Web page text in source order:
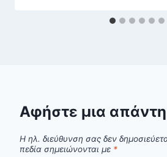
Αφήστε μια
Η ηλ. διεύθυνση σας δεν
πεδία σημειώνονται με *